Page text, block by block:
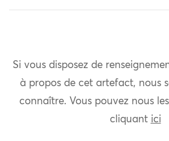
Si vous disposez de
à propos de cet artefact, nous
connaître. Vous pouvez nous
cliquant ici